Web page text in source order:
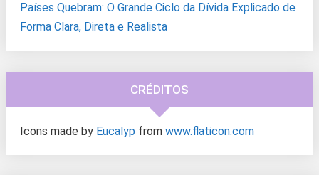
Países Quebram: O Grande Ciclo da Dívida Explicado de
Forma Clara, Direta e Realista
CRÉDITOS
Icons made by Eucalyp from www.flaticon.com